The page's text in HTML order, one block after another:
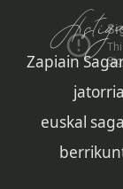
Zapiain
euskal